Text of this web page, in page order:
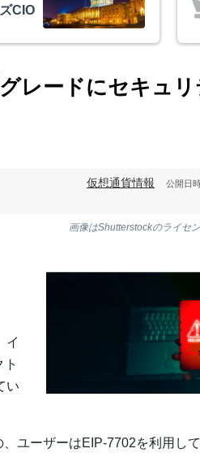
イ
レードにセキュリ
仮想通貨情報 公開日
画像はShutterstockのライセ
イ
い
ユーザーはEIP-7702を利用し